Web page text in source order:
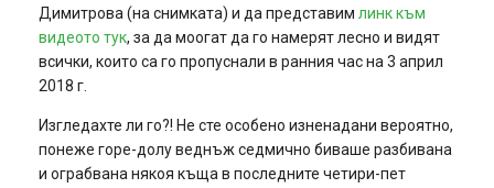
Димитрова (на снимката) и да представим линк към
видеото тук, за да моогат да го намерят лесно и видят
всички, които са го пропуснали в ранния час на 3 април
2018 г.
Изгледахте ли го?! Не сте особено изненадани вероятно,
понеже горе-долу веднъж седмично биваше разбивана
и ограбвана някоя къща в последните четири-пет